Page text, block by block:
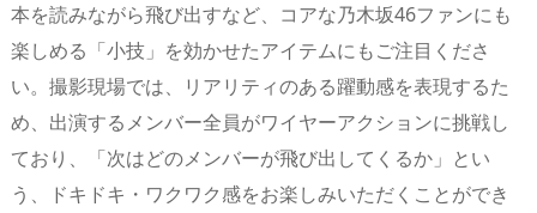
本を読みながら飛び出すなど、コアな乃木坂46ファンにも
楽しめる「小技」を効かせたアイテムにもご注目くださ
い。撮影現場では、リアリティのある躍動感を表現するた
め、出演するメンバー全員がワイヤーアクションに挑戦し
ており、「次はどのメンバーが飛び出してくるか」とい
う、ドキドキ・ワクワク感をお楽しみいただくことができ